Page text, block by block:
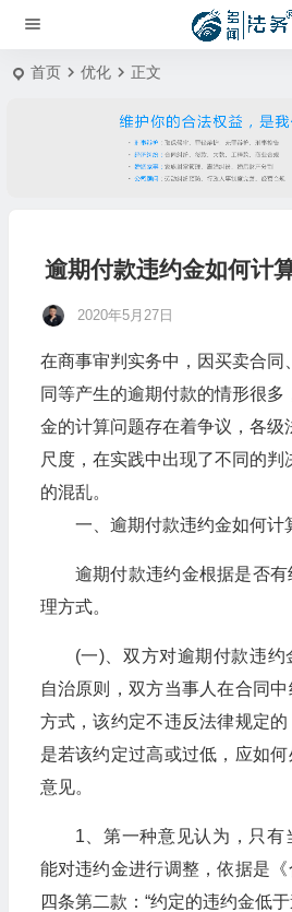
首页 优化 正文
逾期付款违约金如何计
2020年5月27日
在商事审判实务中，因买卖合同
同等产生的逾期付款的情形很多
金的计算问题存在着争议，各级
尺度，在实践中出现了不同的判
的混乱。
一、逾期付款违约金如何计
逾期付款违约金根据是否
理方式。
(一)、双方对逾期付款违约
自治原则，双方当事人在合同
方式，该约定不违反法律规定
是若该约定过高或过低，应如
意见。
1、第一种意见认为，只有
能对违约金进行调整，依据是
四条第二款：“约定的违约金低